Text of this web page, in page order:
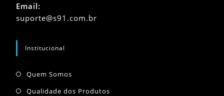
em
seu
Email:
suporte@s91.com.brAbre
Institucional
Quem SomosAbre
Qualidade dos ProdutosAbre